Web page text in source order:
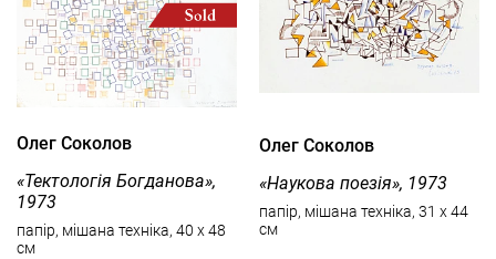
Олег Соколов
«Тектологія Богданова»,
1973
папір, мішана техніка, 40 x 48
см
Олег Соколов
«Наукова поезія», 1973
папір, мішана техніка, 31 x 44
см